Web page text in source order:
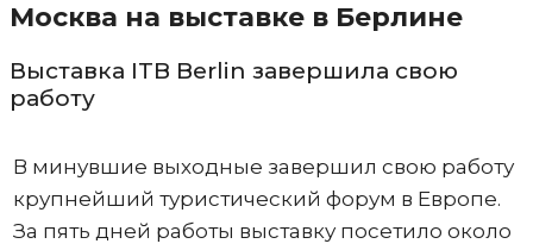
Москва на выставке в Берлине
Выставка ITB Berlin завершила свою
работу
В минувшие выходные завершил свою работу
крупнейший туристический форум в Европе.
За пять дней работы выставку посетило около